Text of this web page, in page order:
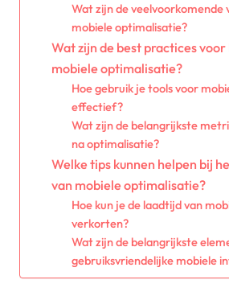
Wat zijn de veelvoorkomende
mobiele optimalisatie?
Wat zijn de best practices
mobiele optimalisatie?
Hoe gebruik je tools voor
effectief?
Wat zijn de belangrijkste
na optimalisatie?
Welke tips kunnen helpen bij
van mobiele optimalisatie?
Hoe kun je de laadtijd van
verkorten?
Wat zijn de belangrijkste
gebruiksvriendelijke mobiele